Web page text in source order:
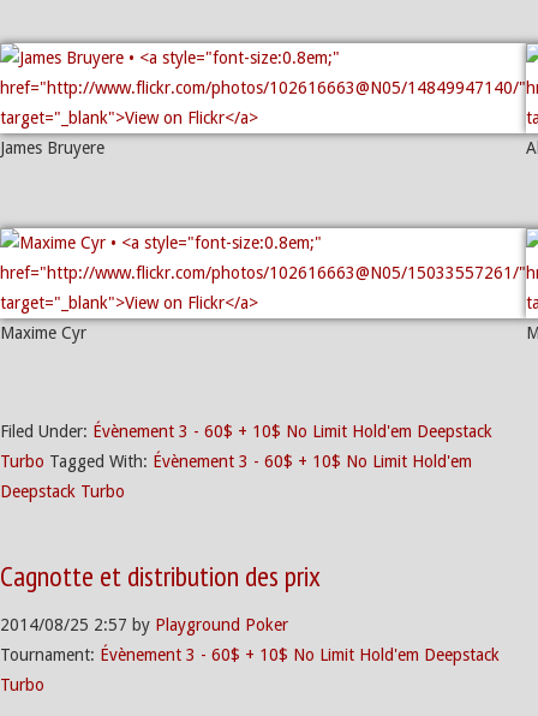
James Bruyere
Maxime Cyr
Filed Under: Évènement 3 - 60$ + 10$ No Limit Hold'em Deepstack
Turbo Tagged With: Évènement 3 - 60$ + 10$ No Limit Hold'em
Deepstack Turbo
Cagnotte et distribution des prix
2014/08/25 2:57 by Playground Poker
Tournament: Évènement 3 - 60$ + 10$ No Limit Hold'em Deepstack
Turbo